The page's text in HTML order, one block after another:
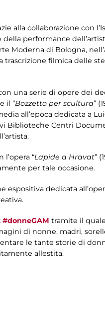
alla collaborazione con
performance
Moderna di Bologna,
filmica delle
una serie di opere dei
il “Bozzetto per scultura”
media all’epoca dedicata a
Biblioteche Centri
“Lapide a Hravat”
per tale occasione.
espositiva dedicata
tramite il
di nonne, madri,
le tante storie di
allestita.